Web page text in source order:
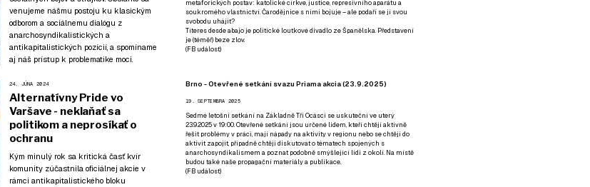
venujeme nášmu postoju ku klasickým
odborom a sociálnemu dialógu z
anarchosyndikalistických a
antikapitalistických pozícií, a spomíname
aj náš prístup k problematike moci.
24. JÚNA 2024
Alternatívny Pride vo
Varšave - neklaňať sa
politikom a neprosíkať o
ochranu
Kým minulý rok sa kritická časť kvír
komunity zúčastnila oficiálnej akcie v
rámci antikapitalistického bloku
metaforických postav: katolické církve, justice, represivního aparátu a
soukromého vlastnictví. Čarodějnice s nimi bojuje – ale podaří se jí svou
svobodu uhájit?
Títeres desde abajo je politické loutkové divadlo ze Španělska. Představení
je (téměř) beze zlov.
(FB událost)
Brno - Otevřené setkání svazu Priama akcia (23.9.2025)
19. SEPTEMBRA 2025
Sedmé letošní setkání na Základně Tři Ocásci se uskuteční ve uterý
23.9.2025 v 19:00. Otevřené setkání jsou určené lidem, kteří chtějí aktivně
řešit problémy v práci, mají nápady na aktivity v regionu nebo se chtějí do
aktivit zapojit, případně chtějí diskutovat o tématech spojených s
anarchosyndikalismem a poznat podobně smýšlející lidi z okolí. Na místě
budou také naše propagační materiály a publikace.
(FB událost)